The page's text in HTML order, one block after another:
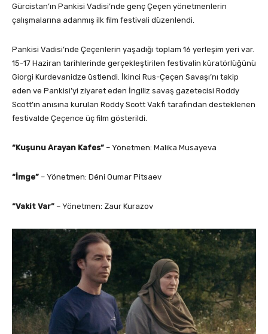
Gürcistan’ın Pankisi Vadisi’nde genç Çeçen yönetmenlerin
çalışmalarına adanmış ilk film festivali düzenlendi.
Pankisi Vadisi’nde Çeçenlerin yaşadığı toplam 16 yerleşim yeri var.
15-17 Haziran tarihlerinde gerçekleştirilen festivalin küratörlüğünü
Giorgi Kurdevanidze üstlendi. İkinci Rus-Çeçen Savaşı’nı takip
eden ve Pankisi’yi ziyaret eden İngiliz savaş gazetecisi Roddy
Scott’ın anısına kurulan Roddy Scott Vakfı tarafından desteklenen
festivalde Çeçence üç film gösterildi.
“Kuşunu Arayan Kafes” – Yönetmen: Malika Musayeva
“İmge” – Yönetmen: Déni Oumar Pitsaev
“Vakit Var” – Yönetmen: Zaur Kurazov